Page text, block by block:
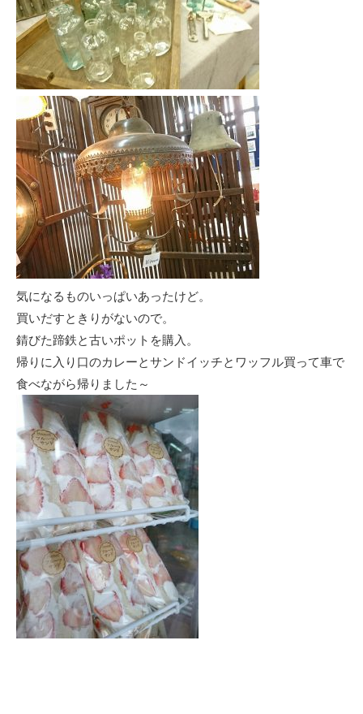
気になるものいっぱいあったけど。
買いだすときりがないので。
錆びた蹄鉄と古いポットを購入。
帰りに入り口のカレーとサンドイッチとワッフル買って車で
食べながら帰りました～